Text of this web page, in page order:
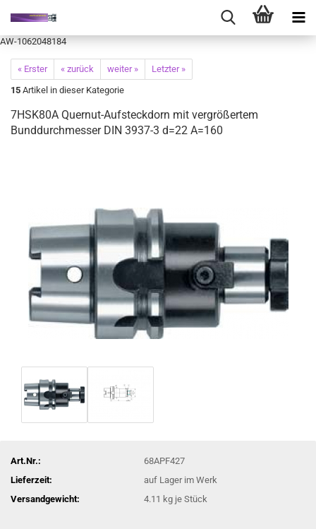
AW-1062048184
« Erster « zurück weiter »
Letzter »
15 Artikel in dieser Kategorie
7HSK80A Quernut-Aufsteckdorn mit vergrößertem
Bunddurchmesser DIN 3937-3 d=22 A=160
Art.Nr.:
68APF427
Lieferzeit:
auf Lager im Werk
Versandgewicht:
4.11 kg je Stück